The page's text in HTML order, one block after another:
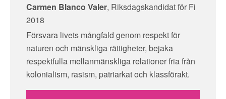
Carmen Blanco Valer, Riksdagskandidat för Fi
2018
Försvara livets mångfald genom respekt för
naturen och mänskliga rättigheter, bejaka
respektfulla mellanmänskliga relationer fria från
kolonialism, rasism, patriarkat och klassförakt.